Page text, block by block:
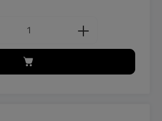
Anzahl: Gib den